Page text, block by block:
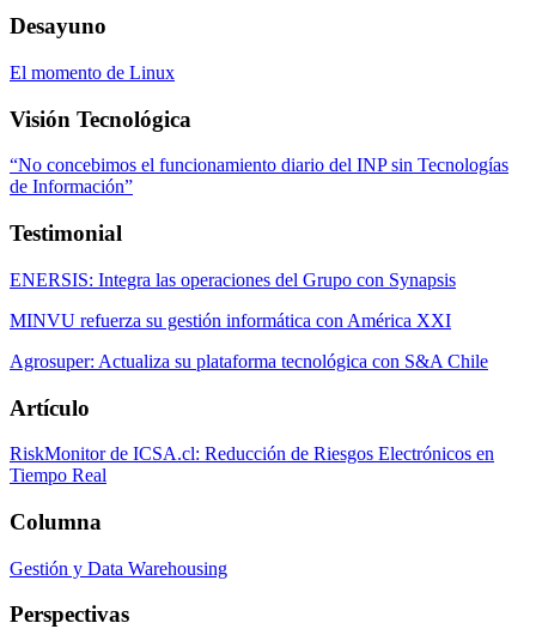
Desayuno
El momento de Linux
Visión Tecnológica
“No concebimos el funcionamiento diario del INP sin Tecnologías
de Información”
Testimonial
ENERSIS: Integra las operaciones del Grupo con Synapsis
MINVU refuerza su gestión informática con América XXI
Agrosuper: Actualiza su plataforma tecnológica con S&A Chile
Artículo
RiskMonitor de ICSA.cl: Reducción de Riesgos Electrónicos en
Tiempo Real
Columna
Gestión y Data Warehousing
Perspectivas